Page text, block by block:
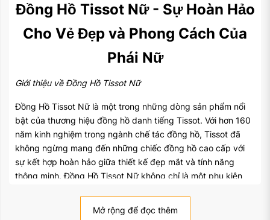
Đồng Hồ Tissot Nữ - Sự Hoàn Hảo
Cho Vẻ Đẹp và Phong Cách Của
Phái Nữ
Giới thiệu về Đồng Hồ Tissot Nữ
Đồng Hồ Tissot Nữ là một trong những dòng sản phẩm nổi
bật của thương hiệu đồng hồ danh tiếng Tissot. Với hơn 160
năm kinh nghiệm trong ngành chế tác đồng hồ, Tissot đã
không ngừng mang đến những chiếc đồng hồ cao cấp với
sự kết hợp hoàn hảo giữa thiết kế đẹp mắt và tính năng
thông minh. Đồng Hồ Tissot Nữ không chỉ là một phụ kiện
Mở rộng để đọc thêm